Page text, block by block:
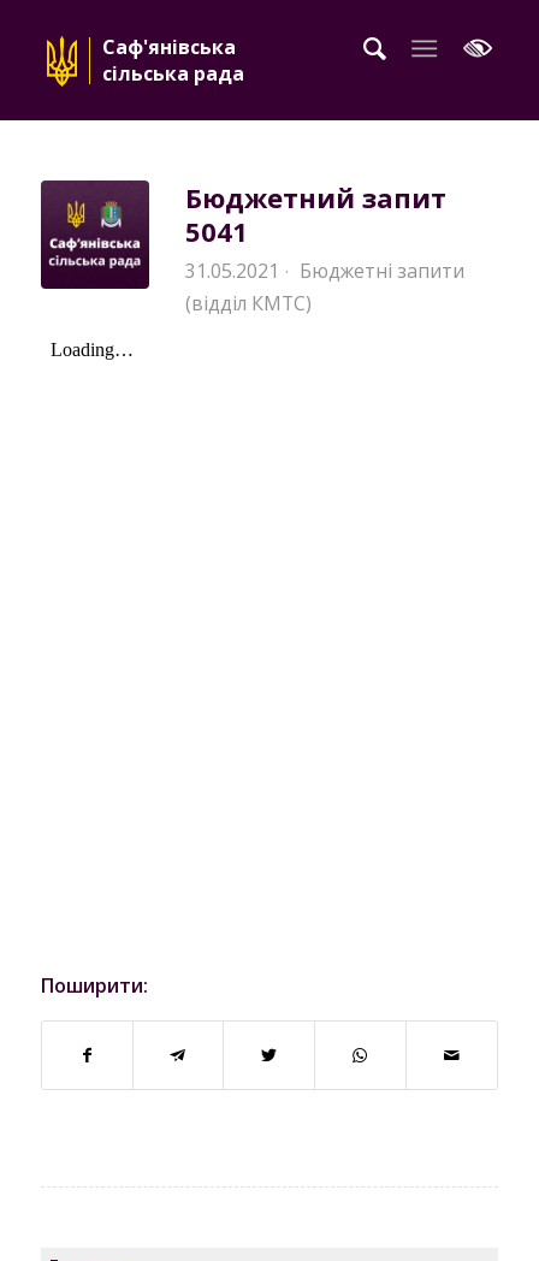
Саф'янівська
сільська рада
Бюджетний запит
5041
31.05.2021 · Бюджетні запити
(відділ КМТС)
Поширити: